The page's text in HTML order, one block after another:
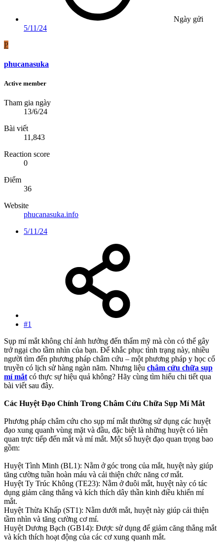
Ngày gửi
5/11/24
P
phucanasuka
Active member
Tham gia ngày
13/6/24
Bài viết
11,843
Reaction score
0
Điểm
36
Website
phucanasuka.info
5/11/24
#1
Sụp mí mắt không chỉ ảnh hưởng đến thẩm mỹ mà còn có thể gây
trở ngại cho tầm nhìn của bạn. Để khắc phục tình trạng này, nhiều
người tìm đến phương pháp châm cứu – một phương pháp y học cổ
truyền có lịch sử hàng ngàn năm. Nhưng liệu châm cứu chữa sụp
mí mắt có thực sự hiệu quả không? Hãy cùng tìm hiểu chi tiết qua
bài viết sau đây.
Các Huyệt Đạo Chính Trong Châm Cứu Chữa Sụp Mí Mắt
Phương pháp châm cứu cho sụp mí mắt thường sử dụng các huyệt
đạo xung quanh vùng mặt và đầu, đặc biệt là những huyệt có liên
quan trực tiếp đến mắt và mí mắt. Một số huyệt đạo quan trọng bao
gồm:
Huyệt Tình Minh (BL1): Nằm ở góc trong của mắt, huyệt này giúp
tăng cường tuần hoàn máu và cải thiện chức năng cơ mắt.
Huyệt Ty Trúc Không (TE23): Nằm ở đuôi mắt, huyệt này có tác
dụng giảm căng thẳng và kích thích dây thần kinh điều khiển mí
mắt.
Huyệt Thừa Khấp (ST1): Nằm dưới mắt, huyệt này giúp cải thiện
tầm nhìn và tăng cường cơ mí.
Huyệt Dương Bạch (GB14): Được sử dụng để giảm căng thẳng mắt
và kích thích hoạt động của các cơ xung quanh mắt.